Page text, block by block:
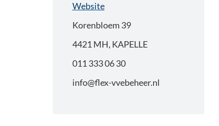
Website
Korenbloem 39
4421 MH, KAPELLE
011 333 06 30
info@flex-vvebeheer.nl